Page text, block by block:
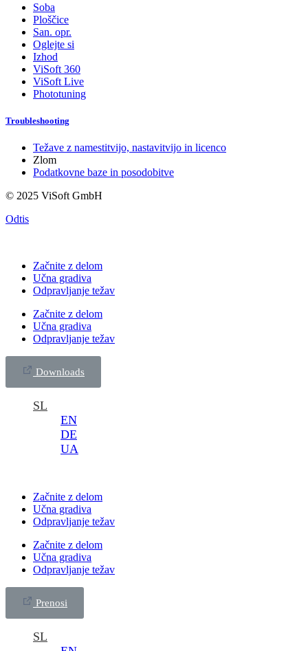
Soba
Ploščice
San. opr.
Oglejte si
Izhod
ViSoft 360
ViSoft Live
Phototuning
Troubleshooting
Težave z namestitvijo, nastavitvijo in licenco
Zlom
Podatkovne baze in posodobitve
© 2025 ViSoft GmbH
Odtis
Začnite z delom
Učna gradiva
Odpravljanje težav
Začnite z delom
Učna gradiva
Odpravljanje težav
Downloads
SL
EN
DE
UA
Začnite z delom
Učna gradiva
Odpravljanje težav
Začnite z delom
Učna gradiva
Odpravljanje težav
Prenosi
SL